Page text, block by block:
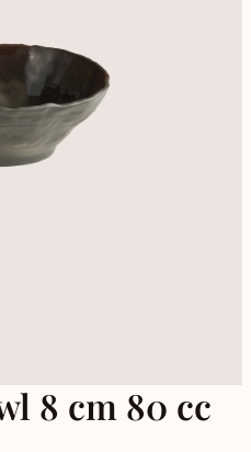
8 cm 80 cc